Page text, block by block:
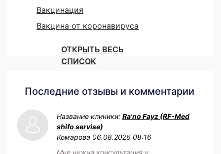
Вакцинация
Вакцина от коронавируса
ОТКРЫТЬ ВЕСЬ
СПИСОК
Последние отзывы и комментарии
Название клиники: Ra'no Fayz (RF-Med
shifo servise)
Комарова 06.08.2026 08:16